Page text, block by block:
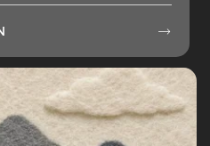
